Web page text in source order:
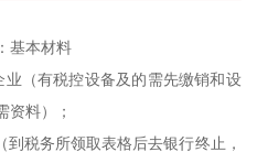
基本材料
（有税控设备及的需先缴销和设
资料）；
税务所领取表格后去银行终止，